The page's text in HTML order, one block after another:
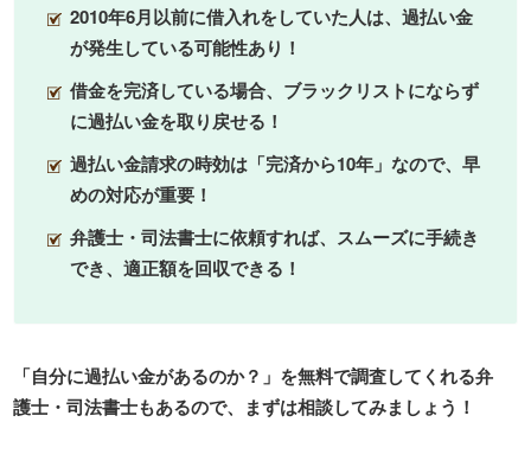
2010年6月以前に借入れをしていた人は、過払い金
が発生している可能性あり！
借金を完済している場合、ブラックリストにならず
に過払い金を取り戻せる！
過払い金請求の時効は「完済から10年」なので、早
めの対応が重要！
弁護士・司法書士に依頼すれば、スムーズに手続き
でき、適正額を回収できる！
「自分に過払い金があるのか？」を無料で調査してくれる弁
護士・司法書士もあるので、まずは相談してみましょう！